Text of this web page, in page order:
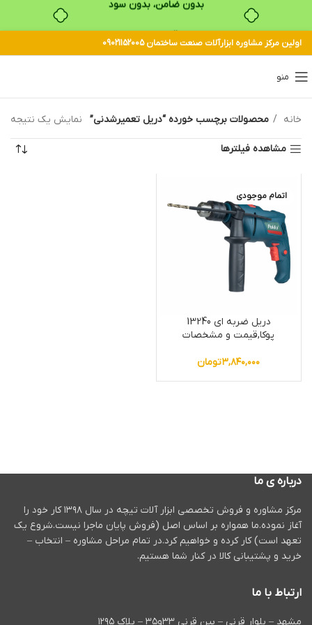
خرید قسطی با ترب‌پی
اولین مرکز مشاوره ابزارآلات صنعت ساختمان 09021152005
منو
خانه محصولات برچسب خورده “دریل تعمیرشدنی” نمایش یک نتیجه
مشاهده فیلترها
اتمام موجودی
دریل ضربه ای 13240
پوکا,قیمت و مشخصات
۳,۸۴۰,۰۰۰تومان
درباره ی ما
مرکز مشاوره و فروش تخصصی ابزار آلات تیچه در سال ۱۳۹۸ کار خود را
آغاز نموده.ما همواره بر اساس اصل (فروش پایان ماجرا نیست.شروع یک
تعهد است) کار کرده و خواهیم کرد.در تمام مراحل مشاوره – انتخاب –
خرید و پشتیبانی کالا در کنار شما هستیم.
ارتباط با ما
مشهد – بلوار قرنی – بین قرنی ۳۳و۳۵ – پلاک ۱۲۹۵